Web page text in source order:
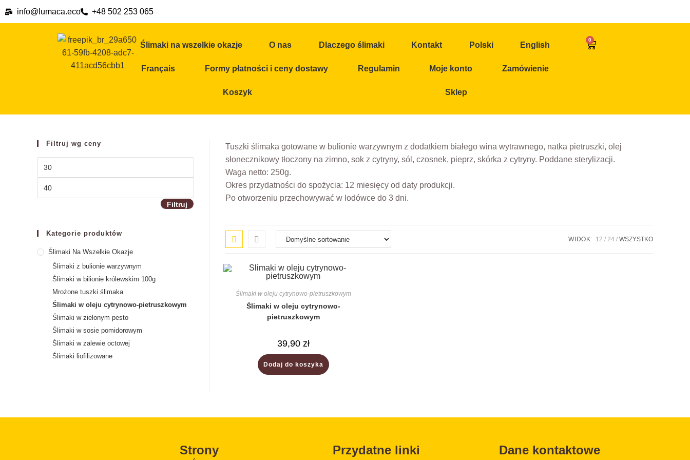
info@lumaca.eco +48 502 253 065
Ślimaki na wszelkie okazje O nas Dlaczego ślimaki Kontakt Polski English
Français Formy płatności i ceny dostawy Regulamin Moje konto Zamówienie
Koszyk Sklep
0
Tuszki ślimaka gotowane w bulionie warzywnym z dodatkiem białego wina wytrawnego, natka pietruszki, olej
słonecznikowy tłoczony na zimno, sok z cytryny, sól, czosnek, pieprz, skórka z cytryny. Poddane sterylizacji.
Waga netto: 250g.
Okres przydatności do spożycia: 12 miesięcy od daty produkcji.
Po otworzeniu przechowywać w lodówce do 3 dni.
WIDOK: 12 24 WSZYSTKO
Ślimaki w oleju cytrynowo-pietruszkowym
Ślimaki w oleju cytrynowo-
pietruszkowym
39,90 zł
Dodaj do koszyka
Filtruj wg ceny
Filtruj
Kategorie produktów
Ślimaki Na Wszelkie Okazje
Ślimaki z bulionie warzywnym
Ślimaki w bilionie królewskim 100g
Mrożone tuszki ślimaka
Ślimaki w oleju cytrynowo-pietruszkowym
Ślimaki w zielonym pesto
Ślimaki w sosie pomidorowym
Ślimaki w zalewie octowej
Ślimaki liofilizowane
Strony Przydatne linki Dane kontaktowe